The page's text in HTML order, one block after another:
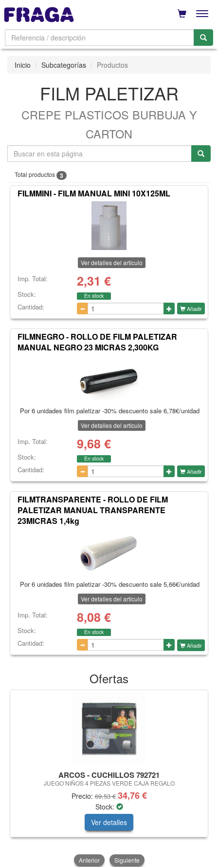
Inicio Subcategorías Productos
FILM PALETIZAR
CREPE PLASTICOS BURBUJA Y
CARTON
Total productos 3
FILMMINI - FILM MANUAL MINI 10X125ML
Ver detalles del artículo
Imp. Total: 2,31 €
Stock: En stock
Cantidad: Añadir
FILMNEGRO - ROLLO DE FILM PALETIZAR
MANUAL NEGRO 23 MICRAS 2,300KG
Por 6 unidades film paletizar -30% descuento sale 6,78€/unidad
Ver detalles del artículo
Imp. Total: 9,68 €
Stock: En stock
Cantidad: Añadir
FILMTRANSPARENTE - ROLLO DE FILM
PALETIZAR MANUAL TRANSPARENTE
23MICRAS 1,4kg
Por 6 unidades film paletizar -30% descuento sale 5,66€/unidad
Ver detalles del artículo
Imp. Total: 8,08 €
Stock: En stock
Cantidad: Añadir
Ofertas
ARCOS - CUCHILLOS 792721
JUEGO NIÑOS 4 PIEZAS VERDE CAJA REGALO
Precio:69,53 € 34,76 €
Stock:
Ver detalles
Anterior Siguiente